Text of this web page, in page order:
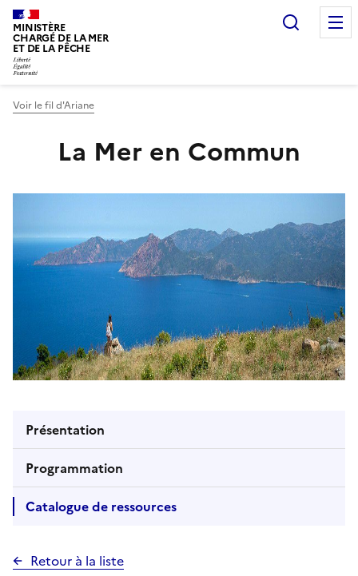
MINISTÈRE
CHARGÉ DE LA MER
ET DE LA PÊCHE
Voir le fil d'Ariane
La Mer en Commun
Présentation
Programmation
Catalogue de ressources
Retour à la liste